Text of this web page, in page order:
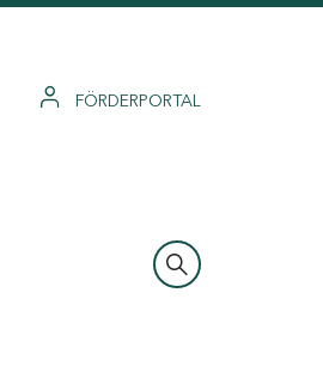
FÖRDERPORTAL